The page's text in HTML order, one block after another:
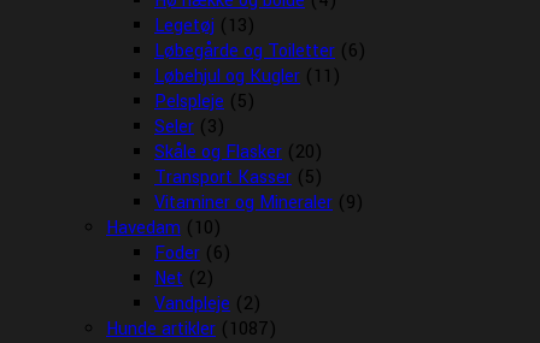
Legetøj (13)
Løbegårde og Toiletter (6)
Løbehjul og Kugler (11)
Pelspleje (5)
Seler (3)
Skåle og Flasker (20)
Transport Kasser (5)
Vitaminer og Mineraler (9)
Havedam (10)
Foder (6)
Net (2)
Vandpleje (2)
Hunde artikler (1087)